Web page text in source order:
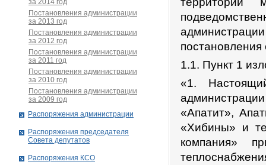
1.1. Пункт 1
«1.
«Апатит»,
«Хибины» и
компания»
за 2014 год
Постановления администрации
за 2013 год
Постановления администрации
за 2012 год
Постановления администрации
за 2011 год
Постановления администрации
за 2010 год
Постановления администрации
за 2009 год
Распоряжения администрации
Распоряжения председателя
Совета депутатов
Распоряжения КСО